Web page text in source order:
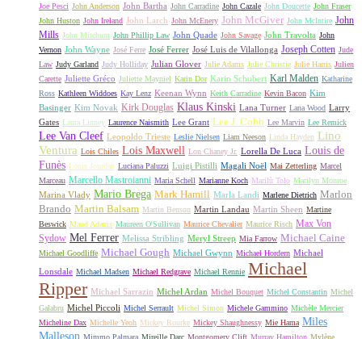
Joe Pesci John Anderson John Bartha John Carradine John Cazale John Doucette John Fraser
John Huston John Ireland John Larch John McEnery John McGiver John McIntire John
Mills John Mitchum John Phillip Law John Quade John Savage John Travolta John
Vernon John Wayne José Ferre José Ferrer José Luis de Vilallonga Joseph Cotten Jude
Law Judy Garland Judy Holliday Julian Glover Julie Adams Julie Christie Julie Harris Julien
Carette Juliette Gréco Juliette Mayniel Karin Dor Karin Schubert Karl Malden Katharine
Ross Kathleen Widdoes Kay Lenz Keenan Wynn Keith Carradine Kevin Bacon Kim
Basinger Kim Novak Kirk Douglas Klaus Kinski Lana Turner Lana Wood Larry
Gates Laura Linney Laurence Naismith Lee Grant Lee J. Cobb Lee Marvin Lee Remick
Lee Van Cleef Leopoldo Trieste Leslie Nielsen Liam Neeson Linda Hayden Lino
Ventura Lois Chiles Lois Maxwell Lon Chaney Jr. Lorella De Luca Louis de
Funès Louis Jourdan Luciana Paluzzi Luigi Pistilli Magali Noël Mai Zetterling Marcel
Marceau Marcello Mastroianni Maria Schell Marianne Koch Marilù Tolo Marilyn Monroe
Marina Vlady Mario Brega Mark Hamill Marla Landi Marlene Dietrich Marlon
Brando Martin Balsam Martin Benson Martin Landau Martin Sheen Martine
Beswick Maud Adams Maureen O'Sullivan Maurice Chevalier Maurice Risch Max Von
Sydow Mel Ferrer Melissa Stribling Meryl Streep Mia Farrow Michael Caine
Michael Goodliffe Michael Gough Michael Gwynn Michael Hordern Michael
Lonsdale Michael Madsen Michael Redgrave Michael Rennie Michael
Ripper Michael Sarrazin Michel Ardan Michel Bouquet Michel Constantin Michel
Galabru Michel Piccoli Michel Serrault Michel Simon Michele Gammino Michèle Mercier
Micheline Dax Michelle Yeoh Mickey Rourke Mickey Shaughnessy Mie Hama Miles
Malleson Mimmo Palmara Mireille Darc Montgomery Clift Murray Hamilton Mylène